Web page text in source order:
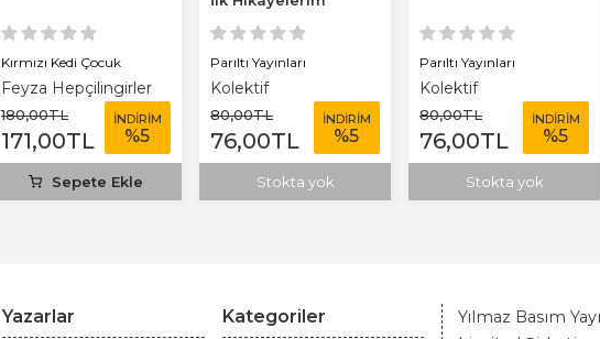
Kırmızı Kedi Çocuk
Feyza Hepçilingirler
180,00TL
171,00TL
İNDİRİM
%5
Sepete Ekle
Parıltı Yayınları
Kolektif
80,00TL
76,00TL
İNDİRİM
%5
Stokta yok
Parıltı Yayınları
Kolektif
80,00TL
76,00TL
İNDİRİM
%5
Stokta yok
Yazarlar Kategoriler
Yılmaz Basım